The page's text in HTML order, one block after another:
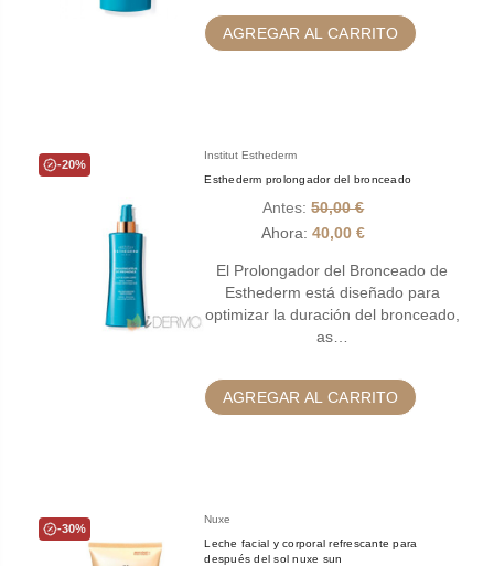
AGREGAR AL CARRITO
-20%
Institut Esthederm
Esthederm prolongador del bronceado
Antes: 50,00 €
Ahora: 40,00 €
El Prolongador del Bronceado de
Esthederm está diseñado para
optimizar la duración del bronceado,
as…
AGREGAR AL CARRITO
-30%
Nuxe
Leche facial y corporal refrescante para
después del sol nuxe sun